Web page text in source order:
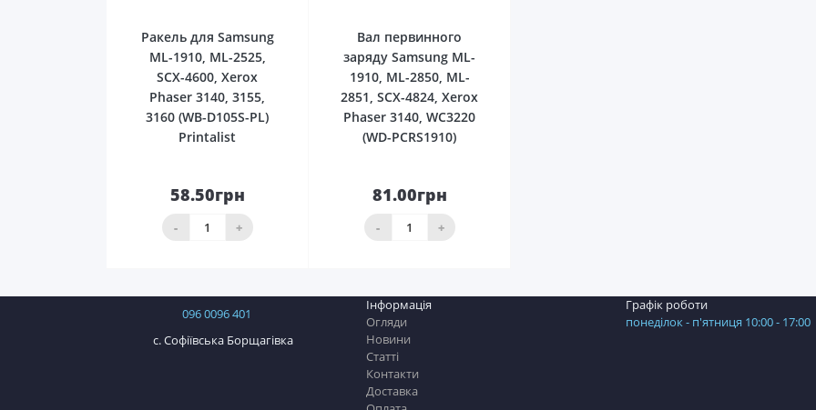
Ракель для Samsung
ML-1910, ML-2525,
SCX-4600, Xerox
Phaser 3140, 3155,
3160 (WB-D105S-PL)
Printalist
58.50грн
- +
кошика
Вал первинного
заряду Samsung ML-
1910, ML-2850, ML-
2851, SCX-4824, Xerox
Phaser 3140, WC3220
(WD-PCRS1910)
81.00грн
- +
кошика
096 0096 401
с. Софіївська Борщагівка
Інформація
Огляди
Новини
Статті
Контакти
Доставка
Графік роботи
понеділок - п'ятниця 10:00 - 17:00